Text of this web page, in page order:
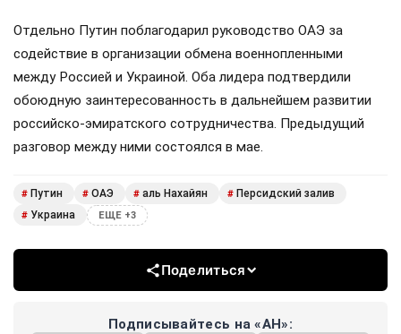
Отдельно Путин поблагодарил руководство ОАЭ за
содействие в организации обмена военнопленными
между Россией и Украиной. Оба лидера подтвердили
обоюдную заинтересованность в дальнейшем развитии
российско-эмиратского сотрудничества. Предыдущий
разговор между ними состоялся в мае.
# Путин # ОАЭ # аль Нахайян # Персидский залив
# Украина ЕЩЕ +3
Поделиться
Подписывайтесь на «АН»: